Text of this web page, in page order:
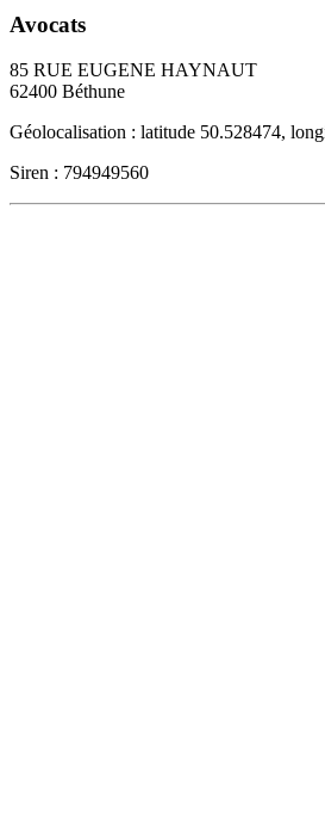
Avocats
85 RUE EUGENE HAYNAUT
62400 Béthune
Géolocalisation : latitude 50.528474,
Siren : 794949560